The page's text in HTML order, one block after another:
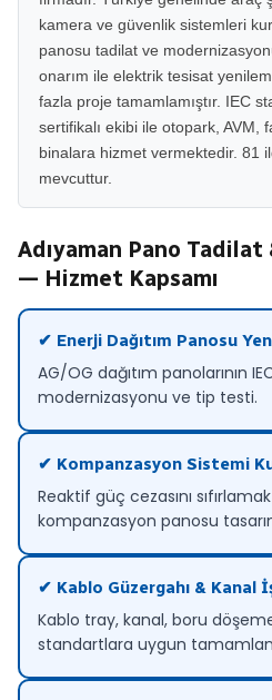
kamera ve güvenlik sistemleri
panosu tadilat ve
onarım ile elektrik tesisat
fazla proje tamamlamıştır. IEC
sertifikalı ekibi ile otopark, AVM,
binalara hizmet vermektedir. 81
mevcuttur.
Adıyaman Pano
— Hizmet Kapsamı
✔ Enerji Dağıtım Panosu
AG/OG dağıtım panolarının
modernizasyonu ve tip testi.
✔ Kompanzasyon Sistemi
Reaktif güç cezasını
kompanzasyon panosu
✔ Kablo Güzergahı & Kanal
Kablo tray, kanal, boru
standartlara uygun